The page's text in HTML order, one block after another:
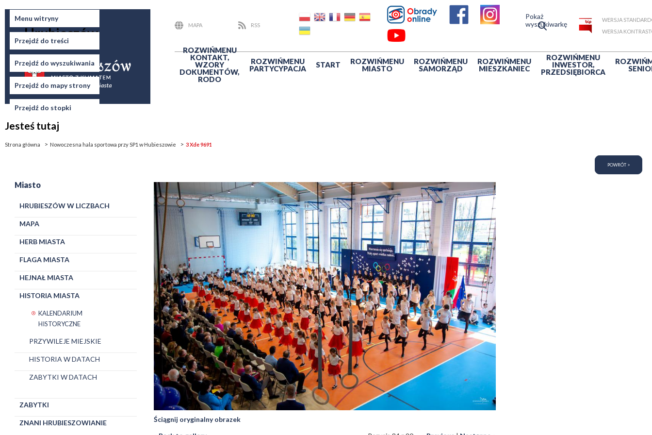
Menu witryny
Przejdź do treści
Przejdź do wyszukiwania
Przejdź do mapy strony
Przejdź do stopki
Miasto
Hrubieszów
MAPA
RSS
Pokaż
wyszukiwarkę
WERSJA
WERSJA
ROZWIŃMENU
KONTAKT,
WZORY
DOKUMENTÓW,
RODO
ROZWIŃMENU
PARTYCYPACJA
START ROZWIŃMENU
MIASTO
ROZWIŃMENU
SAMORZĄD
ROZWIŃMENU
MIESZKANIEC
ROZWIŃMENU
INWESTOR,
PRZEDSIĘBIORCA
ROZWIŃ
Jesteś tutaj
Strona główna Nowoczesna hala sportowa przy SP1 w Hubieszowie 3 Xde 9691
POWRÓT >
Miasto
HRUBIESZÓW W LICZBACH
MAPA
HERB MIASTA
FLAGA MIASTA
HEJNAŁ MIASTA
HISTORIA MIASTA
KALENDARIUM
HISTORYCZNE
PRZYWILEJE MIEJSKIE
HISTORIA W DATACH
ZABYTKI W DATACH
ZABYTKI
ZNANI HRUBIESZOWIANIE
Ściągnij oryginalny obrazek